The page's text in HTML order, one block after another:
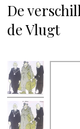
De
de Vlugt